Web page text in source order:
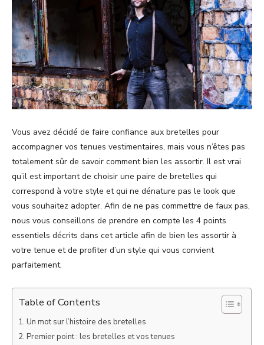
Vous avez décidé de faire confiance aux bretelles pour
accompagner vos tenues vestimentaires, mais vous n’êtes pas
totalement sûr de savoir comment bien les assortir. Il est vrai
qu’il est important de choisir une paire de bretelles qui
correspond à votre style et qui ne dénature pas le look que
vous souhaitez adopter. Afin de ne pas commettre de faux pas,
nous vous conseillons de prendre en compte les 4 points
essentiels décrits dans cet article afin de bien les assortir à
votre tenue et de profiter d’un style qui vous convient
parfaitement.
Table of Contents
Un mot sur l’histoire des bretelles
Premier point : les bretelles et vos tenues